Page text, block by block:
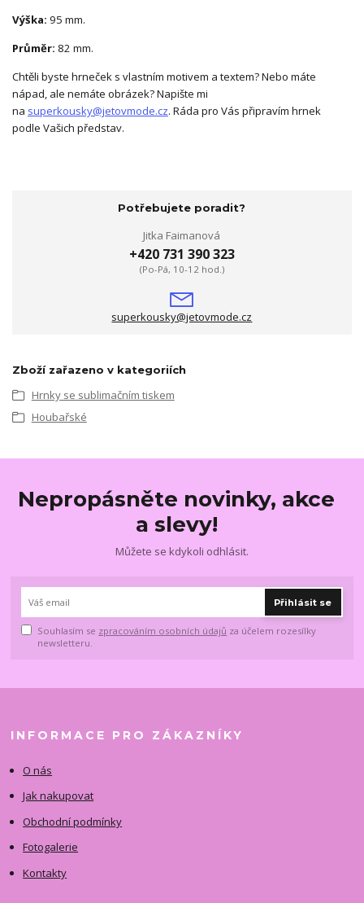
Výška: 95 mm.
Průměr: 82 mm.
Chtěli byste hrneček s vlastním motivem a textem? Nebo máte
nápad, ale nemáte obrázek? Napište mi
na superkousky@jetovmode.cz. Ráda pro Vás připravím hrnek
podle Vašich představ.
Potřebujete poradit?
Jitka Faimanová
+420 731 390 323
(Po-Pá, 10-12 hod.)
superkousky@jetovmode.cz
Zboží zařazeno v kategoriích
Hrnky se sublimačním tiskem
Houbařské
Nepropásněte novinky, akce
a slevy!
Můžete se kdykoli odhlásit.
Přihlásit se
Souhlasím se zpracováním osobních údajů za účelem rozesílky
newsletteru.
INFORMACE PRO ZÁKAZNÍKY
O nás
Jak nakupovat
Obchodní podmínky
Fotogalerie
Kontakty